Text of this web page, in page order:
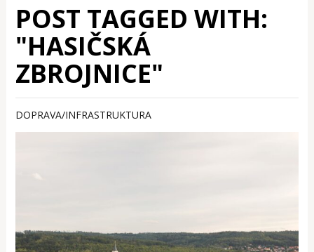
POST TAGGED WITH:
"HASIČSKÁ
ZBROJNICE"
DOPRAVA/INFRASTRUKTURA